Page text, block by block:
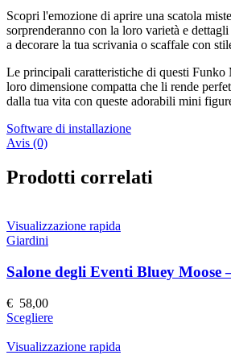
Scopri l'emozione di aprire una scatola
sorprenderanno con la loro varietà e
a decorare la tua scrivania o scaffale con
Le principali caratteristiche di questi
loro dimensione compatta che li rende
dalla tua vita con queste adorabili mini
Software di installazione
Avis (0)
Prodotti correlati
Visualizzazione rapida
Giardini
Salone degli Eventi Bluey Moose
€ 58,00
ScegliereQuesto
ha
Visualizzazione rapida